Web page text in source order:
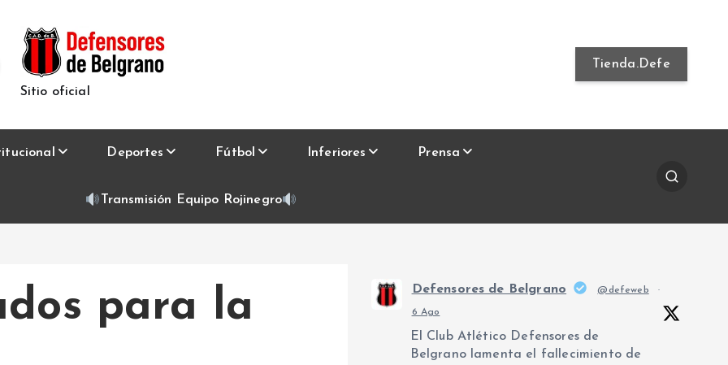
Sitio oficial
Tienda.Defe
Deportes Fútbol Inferiores Prensa
Transmisión Equipo Rojinegro
para la
Defensores de Belgrano @defeweb ·
6 Ago
El Club Atlético Defensores de
Belgrano lamenta el fallecimiento de